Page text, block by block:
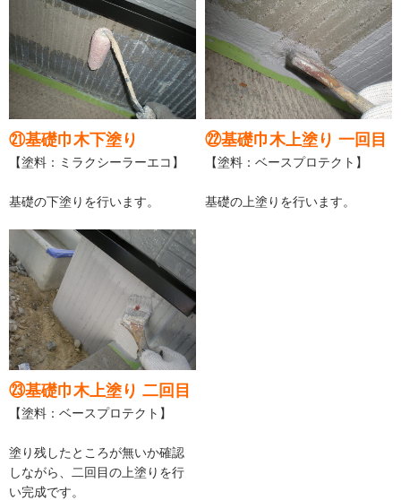
㉑基礎巾木下塗り
【塗料：ミラクシーラーエコ】
基礎の下塗りを行います。
㉒基礎巾木上塗り 一回目
【塗料：ベースプロテクト】
基礎の上塗りを行います。
㉓基礎巾木上塗り 二回目
【塗料：ベースプロテクト】
塗り残したところが無いか確認
しながら、二回目の上塗りを行
い完成です。